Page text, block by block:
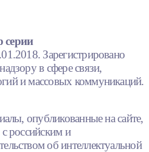
серии
Зарегистрировано
в сфере связи,
и массовых коммуникаций.
опубликованные на сайте,
российским и
об интеллектуальной